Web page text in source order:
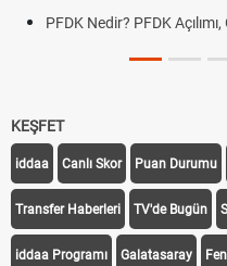
PFDK Nedir? PFDK
KEŞFET
iddaa Canlı Skor Puan Durumu
Transfer Haberleri TV'de Bugün
iddaa Programı Galatasaray